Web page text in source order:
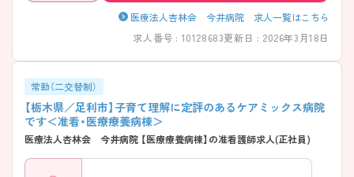
医療法人杏林会 今井病院 求人一覧はこちら
求人番号 : 10128683更新日 : 2026年3月18日
常勤（二交替制）
【栃木県／足利市】子育て理解に定評のあるケアミックス病院
です＜准看・医療療養病棟＞
医療法人杏林会 今井病院 【医療療養病棟】の准看護師求人(正社員)